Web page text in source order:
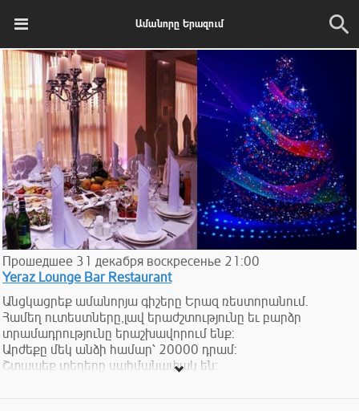
Ամանորը Երազում
Прошедшее 31 декабря воскресенье 21:00
Yeraz Lounge Bar Restaurant
Անցկացրեք ամանորյա գիշերը Երազ ռեստորանում.
Համեղ ուտեստները,լավ երաժշտությունը եւ բարձր
տրամադրությունը երաշխավորում ենք:
Արժեքը մեկ անձի համար՝ 20000 դրամ:
Շտապեք տեղերը սահմանափակ են: